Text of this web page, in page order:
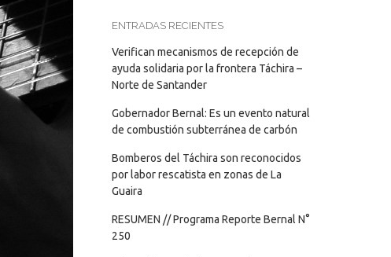
ENTRADAS RECIENTES
Verifican mecanismos de recepción de
ayuda solidaria por la frontera Táchira –
Norte de Santander
Gobernador Bernal: Es un evento natural
de combustión subterránea de carbón
Bomberos del Táchira son reconocidos
por labor rescatista en zonas de La
Guaira
RESUMEN // Programa Reporte Bernal N°
250